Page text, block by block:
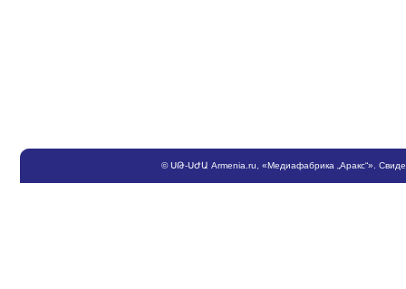
©ՍԹ-ՍԺԱ Armenia.ru , «Медиафабрика „Аракс“».